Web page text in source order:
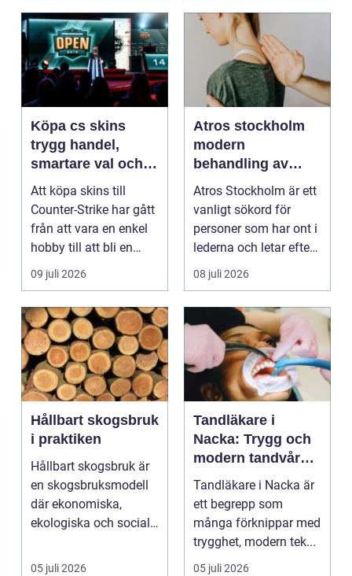
Köpa cs skins
trygg handel,
smartare val och
bättre affärer
Att köpa skins till
Counter-Strike har gått
från att vara en enkel
hobby till att bli en
egen liten ...
09 juli 2026
Atros stockholm
modern
behandling av
ledbesvär i
huvudstaden
Atros Stockholm är ett
vanligt sökord för
personer som har ont i
lederna och letar efter
hjälp i huv...
08 juli 2026
Hållbart skogsbruk
i praktiken
Hållbart skogsbruk är
en skogsbruksmodell
där ekonomiska,
ekologiska och sociala
...
05 juli 2026
Tandläkare i
Nacka: Trygg och
modern tandvård
nära dig
Tandläkare i Nacka är
ett begrepp som
många förknippar med
trygghet, modern tek...
05 juli 2026